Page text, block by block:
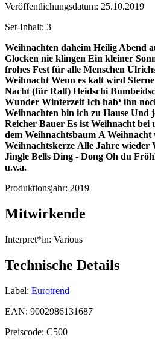
Veröffentlichungsdatum: 25.10.2019
Set-Inhalt: 3
Weihnachten daheim Heilig Abend
Glocken nie klingen Ein kleiner
frohes Fest für alle Menschen
Weihnacht Wenn es kalt wird
Nacht (für Ralf) Heidschi
Wunder Winterzeit Ich hab‘ ihn
Weihnachten bin ich zu Hause Und
Reicher Bauer Es ist Weihnacht bei
dem Weihnachtsbaum A Weihnacht
Weihnachtskerze Alle Jahre wieder
Jingle Bells Ding - Dong Oh du
u.v.a.
Produktionsjahr: 2019
Mitwirkende
Interpret*in: Various
Technische Details
Label: Eurotrend
EAN: 9002986131687
Preiscode: C500